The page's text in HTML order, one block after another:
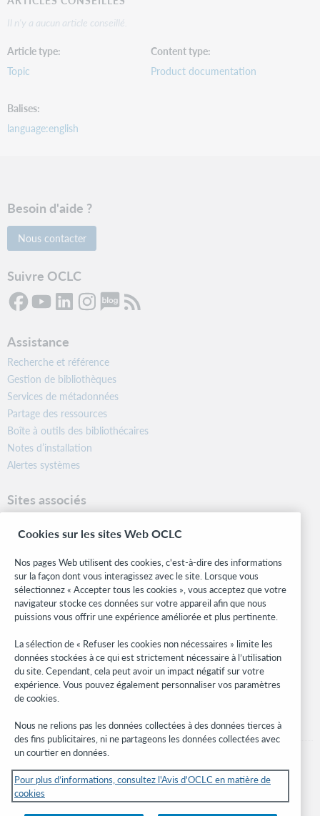
Il n'y a aucun article conseillé.
Article type
Topic
Content type
Product documentation
Balises
language:english
Besoin d'aide ?
Nous contacter
Suivre OCLC
Assistance
Recherche et référence
Gestion de bibliothèques
Services de métadonnées
Partage des ressources
Boîte à outils des bibliothécaires
Notes d’installation
Alertes systèmes
Sites associés
Formats bibliographiques
Research
WebJunction
Réseau des développeurs
Soyez informé
Recevez les dernières nouvelles sur les produits et services, des
études, des événements, et plus.
© 2026 OCLC
Cookies sur les sites Web OCLC
Nos pages Web utilisent des cookies, c'est-à-dire des informations
sur la façon dont vous interagissez avec le site. Lorsque vous
sélectionnez « Accepter tous les cookies », vous acceptez que votre
navigateur stocke ces données sur votre appareil afin que nous
puissions vous offrir une expérience améliorée et plus pertinente.
La sélection de « Refuser les cookies non nécessaires » limite les
données stockées à ce qui est strictement nécessaire à l’utilisation
du site. Cependant, cela peut avoir un impact négatif sur votre
expérience. Vous pouvez également personnaliser vos paramètres
de cookies.
Nous ne relions pas les données collectées à des données tierces à
des fins publicitaires, ni ne partageons les données collectées avec
un courtier en données.
Pour plus d’informations, consultez l'Avis d'OCLC en matière de
cookies